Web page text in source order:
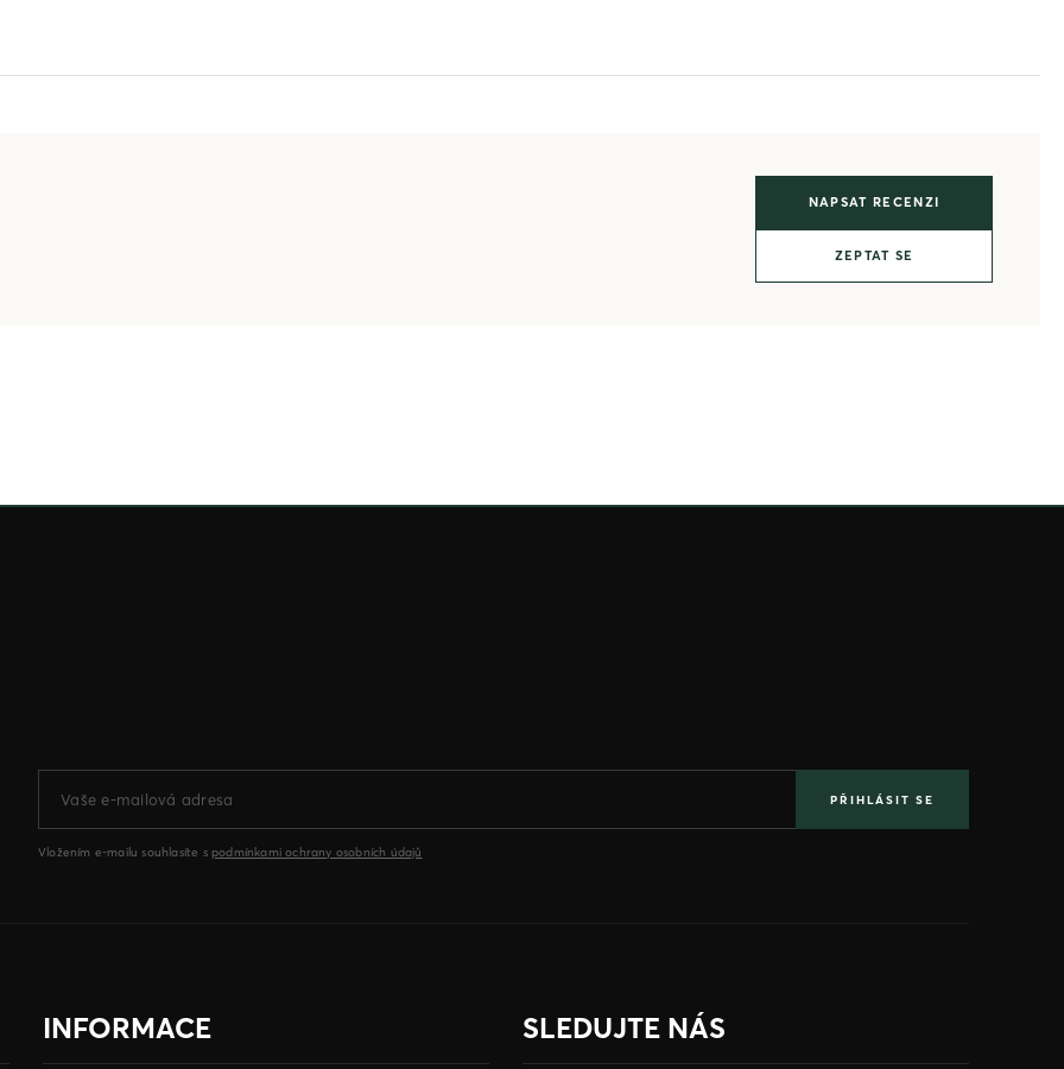
NAPSAT RECENZI
ZEPTAT SE
PŘIHLÁSIT SE
Vložením e-mailu souhlasíte s podmínkami ochrany osobních údajů
INFORMACE SLEDUJTE NÁS